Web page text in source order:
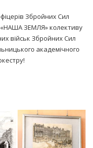
Збройних Сил
«НАША ЗЕМЛЯ» колективу
військ Збройних Сил
академічного